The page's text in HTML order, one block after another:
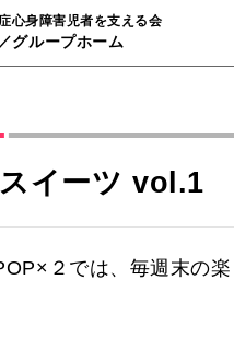
心身障害児者を支える会
グループホーム
イーツ vol.1
２では、毎週末の